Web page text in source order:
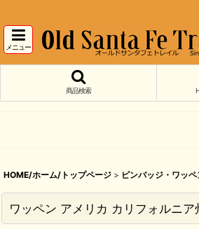
メニュー
商品検索
HOME/ホーム/トップページ > ピンバッジ・ワッ
ワッペン アメリカ カリフォルニ